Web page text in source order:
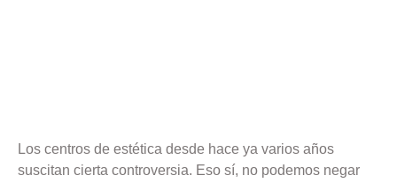
Los centros de estética desde hace ya varios años
suscitan cierta controversia. Eso sí, no podemos negar